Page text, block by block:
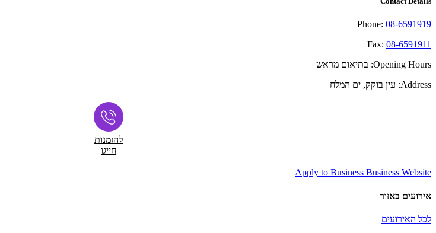
Phone: 08-6591919
Fax: 08-6591911
Opening Hours: בתיאום מראש
Address: עין בוקק, ים המלח
להזמנות
חייגו
Apply to Business Business Website
אירועים באזור
לכל האירועים